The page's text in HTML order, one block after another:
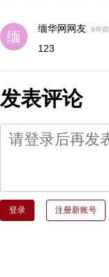
缅华网网友 8年前
123
发表评论
登录 注册新账号